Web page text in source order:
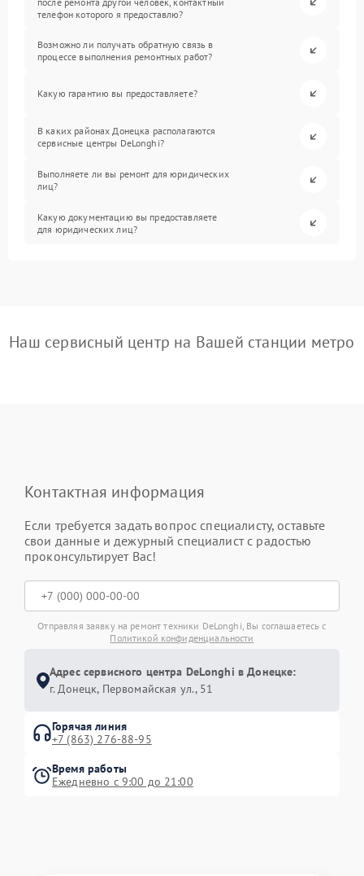
телефон которого я предоставлю?
Возможно ли получать обратную связь в
процессе выполнения ремонтных работ?
Какую гарантию вы предоставляете?
В каких районах Донецка располагаются
сервисные центры DeLonghi?
Выполняете ли вы ремонт для юридических
лиц?
Какую документацию вы предоставляете
для юридических лиц?
Наш сервисный центр на Вашей станции метро
Контактная информация
Если требуется задать вопрос специалисту, оставьте
свои данные и дежурный специалист с радостью
проконсультирует Вас!
Отправляя заявку на ремонт техники DeLonghi, Вы соглашаетесь с
Политикой конфиденциальности
Адрес сервисного центра DeLonghi в Донецке:
г. Донецк, Первомайская ул., 51
Горячая линия
+7 (863) 276-88-95
Время работы
Ежедневно с 9:00 до 21:00